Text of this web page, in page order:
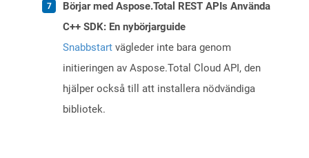
Börjar med Aspose.Total REST APIs Använda
C++ SDK: En nybörjarguide
Snabbstart vägleder inte bara genom
initieringen av Aspose.Total Cloud API, den
hjälper också till att installera nödvändiga
bibliotek.